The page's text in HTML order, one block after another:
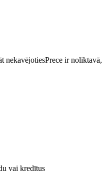
nekavējotiesPrece ir noliktavā,
vai kredītus